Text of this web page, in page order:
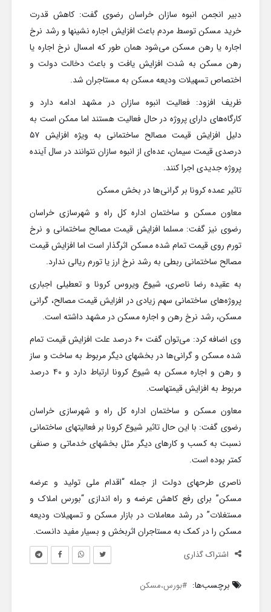
دبیر انجمن انبوه سازان خراسان رضوی گفت: کاهش قدرت
خرید مسکن توسط مردم باعث افزایش اجاره نشینها و رشد نرخ
اجاره یا رهن مسکن می‌شود همان طور که امسال نرخ اجاره یا
رهن مسکن به شدت افزایش یافت و باعث دخالت دولت و
اختصاص تسهیلات ودیعه مسکن به مستاجران شد.
ظریف افزود: فعالیت انبوه سازان در مشهد ادامه دارد و
کارگاه‌های دارای پروژه در حال فعالیت هستند اما ممکن است به
دلیل افزایش قیمت مصالح ساختمانی به ویژه افزایش ۵۷
درصدی قیمت سیمان، عده‌ای از انبوه سازان نتوانند در سال آینده
پروژه جدیدی اجرا کنند.
تاثیر عمده کرونا بر گرانی‌ها در بخش مسکن
معاون مسکن و ساختمان اداره کل راه و شهرسازی خراسان
رضوی نیز گفت: مسلما افزایش قیمت مصالح ساختمانی و نرخ
تورم روی قیمت تمام شده مسکن اثرگذار است اما افزایش قیمت
مصالح ساختمانی ربطی به رشد نرخ ارز یا تورم ریالی ندارد.
به عقیده رضا ناصری، شیوع ویروس کرونا و تعطیلی اجباری
پروژه‌های ساختمانی سهم زیادی در افزایش قیمت مصالح، گرانی
مسکن، رشد نرخ رهن و اجاره مسکن در مشهد داشته است.
وی اضافه کرد: می‌توان گفت ۶۰ درصد علت افزایش قیمت تمام
شده مسکن و گرانی‌ها در بخشهای دیگر مربوط به ساخت و ساز
و رهن و اجاره مسکن به شیوع کرونا ارتباط دارد و ۴۰ درصد
مربوط به افزایش قیمتهاست.
معاون مسکن و ساختمان اداره کل راه و شهرسازی خراسان
رضوی گفت: با این حال تاثیر شیوع کرونا بر فعالیتهای ساختمانی
نسبت به کسب و کارهای دیگر مثل بخشهای خدماتی و صنفی
کمتر بوده است.
ناصری طرحهای دولت از جمله “اقدام ملی تولید و عرضه
مسکن” برای رفع کاهش عرضه و راه اندازی “بورس املاک و
مستغلات” در رشد معاملات در بازار مسکن و تسهیلات ودیعه
مسکن را در کمک به مستاجران اثربخش و بسیار مفید دانست.
اشتراک گذاری
برچسب‌ها: بورس،مسکن